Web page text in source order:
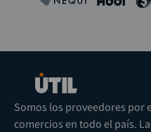
Somos los proveedores por
comercios en todo el país.